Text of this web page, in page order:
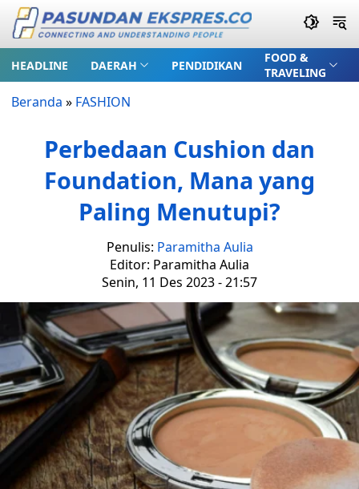
HEADLINE DAERAH PENDIDIKAN
FOOD &
TRAVELING
Beranda » FASHION
Perbedaan Cushion dan
Foundation, Mana yang
Paling Menutupi?
Penulis: Paramitha Aulia
Editor: Paramitha Aulia
Senin, 11 Des 2023 - 21:57